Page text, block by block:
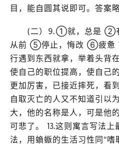
目，能自圆其说即可。答案略
(二）⒐①就，总是 ②有
从前 ⑤停止，悔改 ⑥疲
行遇到东西就拿，举着头
使自己的职位提高，使自己
更加厉害，已接近摔死，看
自取灭亡的人又不知道引
大，他的名称是人，可是他
可悲了。 ⒔这则寓言写法上
法，用蝜蝂的生活习性同"嗜